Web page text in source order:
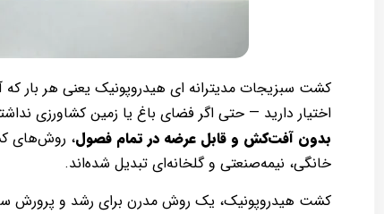
کشت سبزیجات مدیترانه ای هیدروپونیک یعنی هر بار که
اختیار دارید — حتی اگر فضای باغ یا زمین کشاورزی
بدون آفت‌کش و قابل عرضه در تمام فصول، روش‌های
خانگی، نیمه‌صنعتی و گلخانه‌ای تبدیل شده‌اند.
کشت هیدروپونیک، یک روش مدرن برای رشد و پرورش